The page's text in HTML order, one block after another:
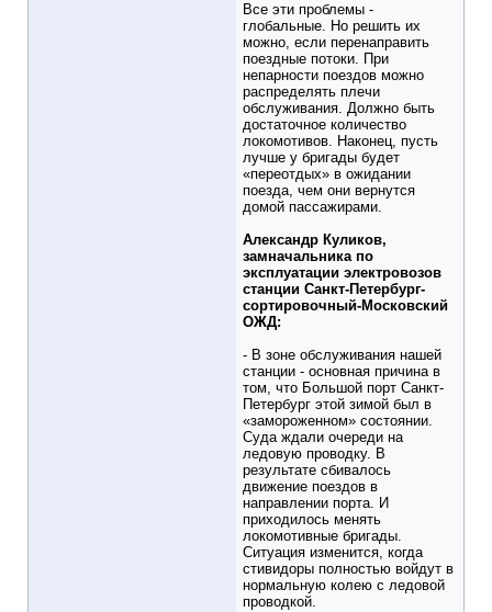
Все эти проблемы -
глобальные. Но решить их
можно, если перенаправить
поездные потоки. При
непарности поездов можно
распределять плечи
обслуживания. Должно быть
достаточное количество
локомотивов. Наконец, пусть
лучше у бригады будет
«переотдых» в ожидании
поезда, чем они вернутся
домой пассажирами.
Александр Куликов,
замначальника по
эксплуатации электровозов
станции Санкт-Петербург-
сортировочный-Московский
ОЖД:
- В зоне обслуживания нашей
станции - основная причина в
том, что Большой порт Санкт-
Петербург этой зимой был в
«замороженном» состоянии.
Суда ждали очереди на
ледовую проводку. В
результате сбивалось
движение поездов в
направлении порта. И
приходилось менять
локомотивные бригады.
Ситуация изменится, когда
стивидоры полностью войдут в
нормальную колею с ледовой
проводкой.